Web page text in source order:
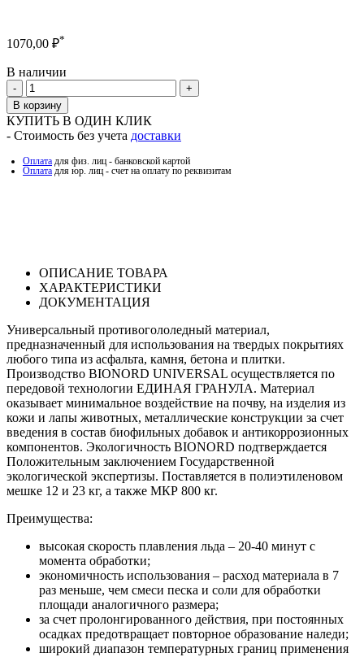
1070,00 ₽*
В наличии
Количество
В корзину
КУПИТЬ В ОДИН КЛИК
- Стоимость без учета доставки
Оплата для физ. лиц - банковской картой
Оплата для юр. лиц - счет на оплату по реквизитам
ОПИСАНИЕ ТОВАРА
ХАРАКТЕРИСТИКИ
ДОКУМЕНТАЦИЯ
Универсальный противогололедный материал,
предназначенный для использования на твердых покрытиях
любого типа из асфальта, камня, бетона и плитки.
Производство BIONORD UNIVERSAL осуществляется по
передовой технологии ЕДИНАЯ ГРАНУЛА. Материал
оказывает минимальное воздействие на почву, на изделия из
кожи и лапы животных, металлические конструкции за счет
введения в состав биофильных добавок и антикоррозионных
компонентов. Экологичность BIONORD подтверждается
Положительным заключением Государственной
экологической экспертизы. Поставляется в полиэтиленовом
мешке 12 и 23 кг, а также МКР 800 кг.
Преимущества:
высокая скорость плавления льда – 20-40 минут с
момента обработки;
экономичность использования – расход материала в 7
раз меньше, чем смеси песка и соли для обработки
площади аналогичного размера;
за счет пролонгированного действия, при постоянных
осадках предотвращает повторное образование наледи;
широкий диапазон температурных границ применения